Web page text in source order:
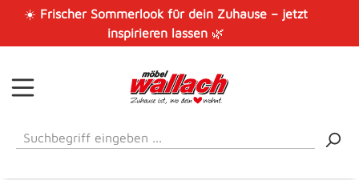
Zum Hauptinhalt springen
☀️ Frischer Sommerlook für dein Zuhause – jetzt
inspirieren lassen🌿